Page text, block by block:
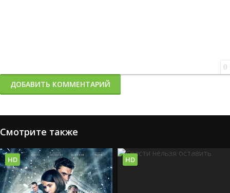
0
ДОБАВИТЬ КОММЕНТАРИЙ
Смотрите также
HD HD